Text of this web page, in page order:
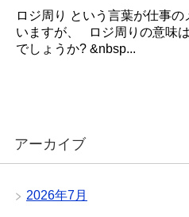
ロジ周り という言葉が仕事
いますが、 ロジ周りの意味
でしょうか? &nbsp...
アーカイブ
2026年7月